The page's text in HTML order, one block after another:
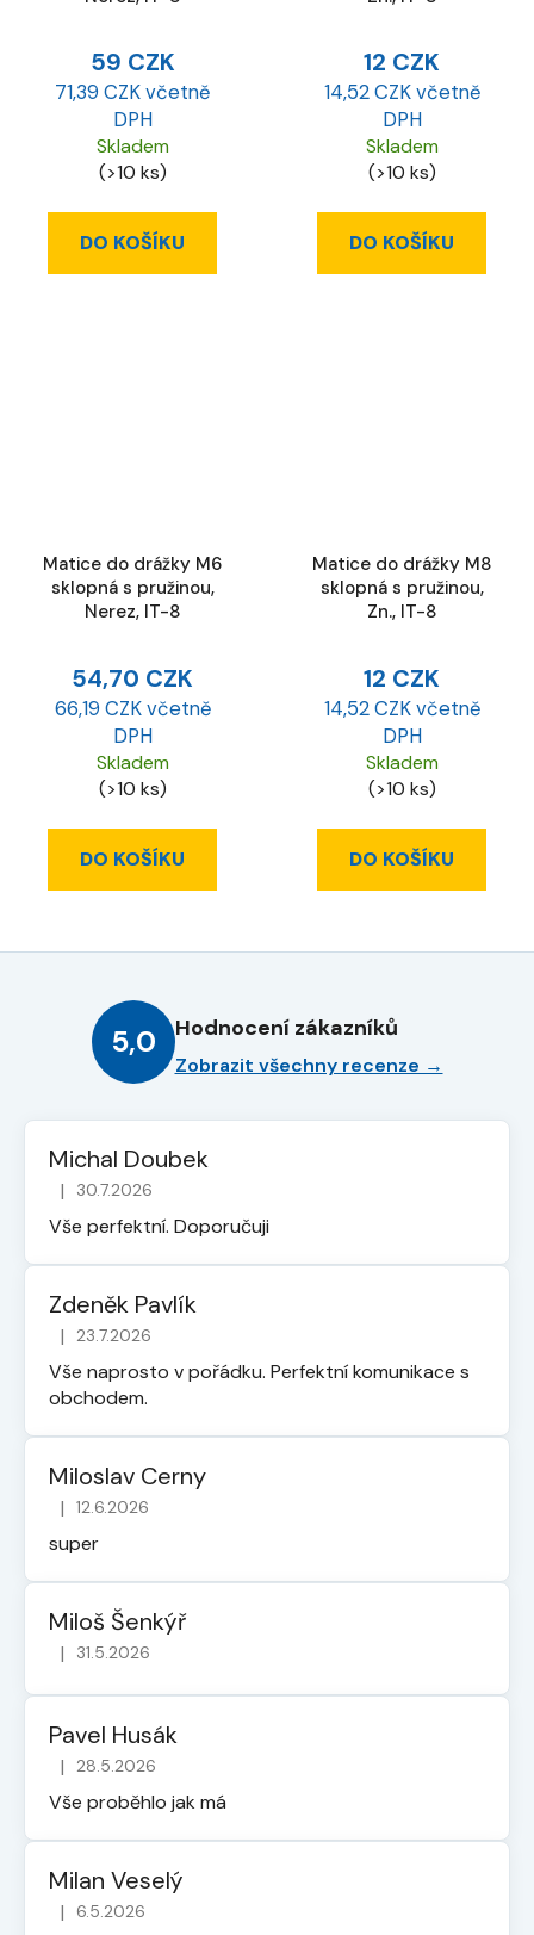
59 CZK
71,39 CZK včetně
DPH
Skladem
(>10 ks)
DO KOŠÍKU
12 CZK
14,52 CZK včetně
DPH
Skladem
(>10 ks)
DO KOŠÍKU
Matice do drážky M6
sklopná s pružinou,
Nerez, IT-8
54,70 CZK
66,19 CZK včetně
DPH
Skladem
(>10 ks)
DO KOŠÍKU
Matice do drážky M8
sklopná s pružinou,
Zn., IT-8
12 CZK
14,52 CZK včetně
DPH
Skladem
(>10 ks)
DO KOŠÍKU
5,0 Hodnocení zákazníků
Zobrazit všechny recenze →
Michal Doubek
Hodnocení obchodu je 5 z 5 hvězdiček.
| 30.7.2026
Vše perfektní. Doporučuji
Zdeněk Pavlík
Hodnocení obchodu je 5 z 5 hvězdiček.
| 23.7.2026
Vše naprosto v pořádku. Perfektní komunikace s
obchodem.
Miloslav Cerny
Hodnocení obchodu je 5 z 5 hvězdiček.
| 12.6.2026
super
Miloš Šenkýř
Hodnocení obchodu je 5 z 5 hvězdiček.
| 31.5.2026
Pavel Husák
Hodnocení obchodu je 5 z 5 hvězdiček.
| 28.5.2026
Vše proběhlo jak má
Milan Veselý
Hodnocení obchodu je 5 z 5 hvězdiček.
| 6.5.2026